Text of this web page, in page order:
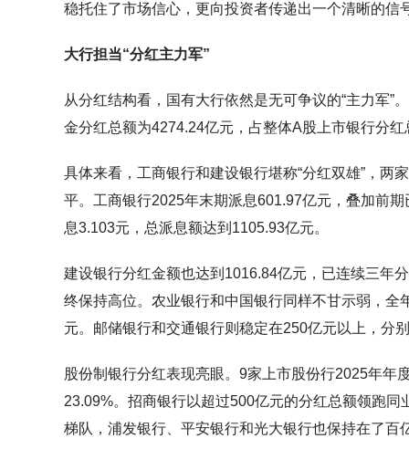
稳托住了市场信心，更向投资者传递出一个清晰的信
大行担当“分红主力军”
从分红结构看，国有大行依然是无可争议的“主力军”
金分红总额为4274.24亿元，占整体A股上市银行分红
具体来看，工商银行和建设银行堪称“分红双雄”，两
平。工商银行2025年末期派息601.97亿元，叠加前
息3.103元，总派息额达到1105.93亿元。
建设银行分红金额也达到1016.84亿元，已连续三年
终保持高位。农业银行和中国银行同样不甘示弱，全
元。邮储银行和交通银行则稳定在250亿元以上，分
股份制银行分红表现亮眼。9家上市股份行2025年年
23.09%。招商银行以超过500亿元的分红总额领跑
梯队，浦发银行、平安银行和光大银行也保持在了百